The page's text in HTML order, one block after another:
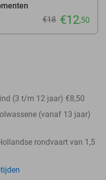
€18 €12,50
(3 t/m 12 jaar) €8,50
(vanaf 13 jaar)
rondvaart van 1,5